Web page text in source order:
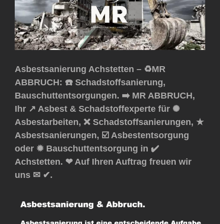
Asbestsanierung Achstetten – ♻️MR
ABBRUCH: ☎️ Schadstoffsanierung,
Bauschuttentsorgungen. ➡️ MR ABBRUCH,
Ihr ↗️ Asbest & Schadstoffexperte für ✺
Asbestarbeiten, ❌ Schadstoffsanierungen, ★
Asbestsanierungen, ☑️ Asbestentsorgung
oder ✹ Bauschuttentsorgung in ✔️
Achstetten. ❤ Auf Ihren Auftrag freuen wir
uns ✉ ✔.